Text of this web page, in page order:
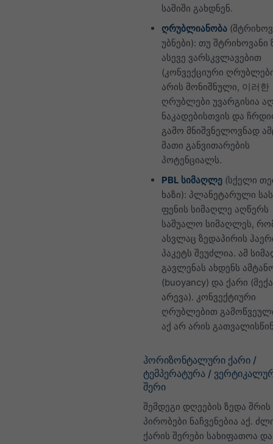
საშიში გახდნენ.
ღრუბლიანობა
უბნები): თუ შტრიხოვანი
ასევე ვარსკვლავებით
(კონვექციური
არის მონიშნული, 이러한
ღრუბლები უვარგისია
ნაკადებისთვის და
გამო მნიშვნელოვნად
მათი განვითარების
პოტენციალს.
PBL სიმაღლე (სქელი
ხაზი): პლანეტარული
ფენის სიმაღლე აღწერს
საშუალო სიმაღლეს,
ასვლაც ზედაპირის
პაკეტს შეუძლია. ამ
გავლენას ახდენს
(buoyancy) და ქარი
არევა). კონვექტიური
ღრუბლებით
აქ არ არის
ჰორიზონტალური ქარი /
ტემპერატურა /
შერი
შემდეგი დღეების ზედა შრის
პირობები ნაჩვენებია აქ.
ქარის შერები სახიფათოა